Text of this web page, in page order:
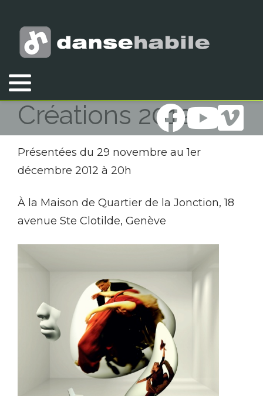
Vous êtes ici :
Créations 2012
Présentées du 29 novembre au 1er
décembre 2012 à 20h
À la Maison de Quartier de la Jonction, 18
avenue Ste Clotilde, Genève